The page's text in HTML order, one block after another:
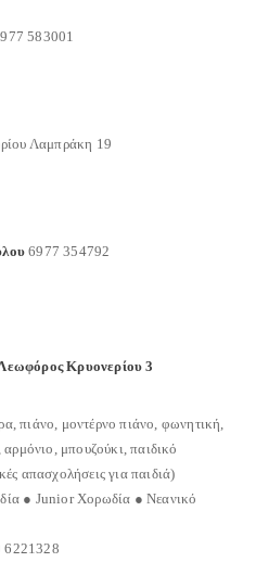
583001
Λαμπράκη 19
6977 354792
Κρυονερίου 3
πιάνο, μοντέρνο πιάνο, φωνητική,
μπουζούκι, παιδικό
απασχολήσεις για παιδιά)
● Junior Χορωδία ● Νεανικό
6221328